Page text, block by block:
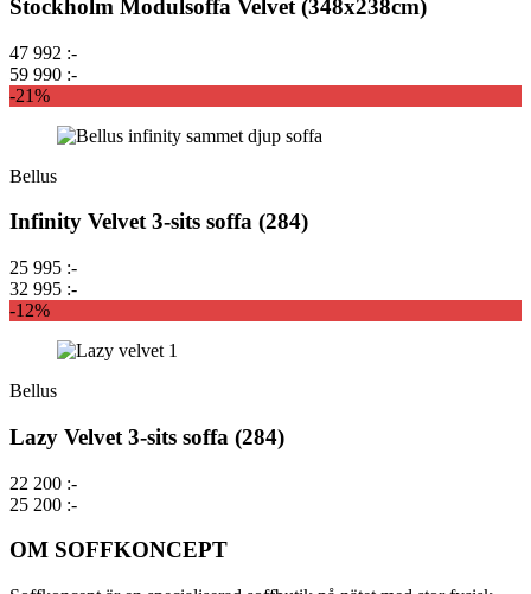
Stockholm Modulsoffa Velvet (348x238cm)
47 992 :-
59 990 :-
-21%
Bellus
Infinity Velvet 3-sits soffa (284)
25 995 :-
32 995 :-
-12%
Bellus
Lazy Velvet 3-sits soffa (284)
22 200 :-
25 200 :-
OM SOFFKONCEPT